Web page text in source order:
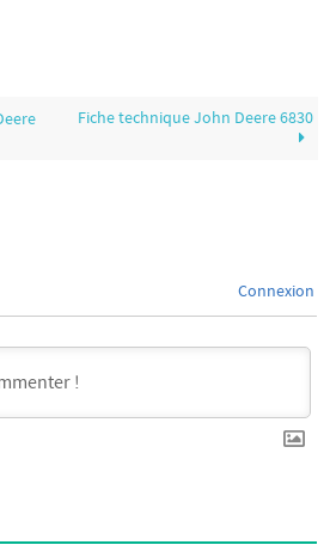
Fiche technique John Deere 6830
Connexion